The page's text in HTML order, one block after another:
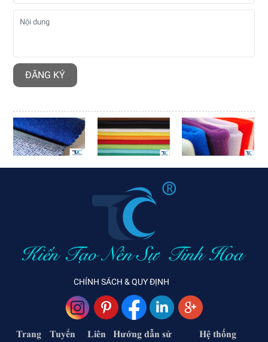
CHÍNH SÁCH & QUY ĐỊNH
Trang
Tuyển
Liên
Hướng dẫn sử
Hệ thống